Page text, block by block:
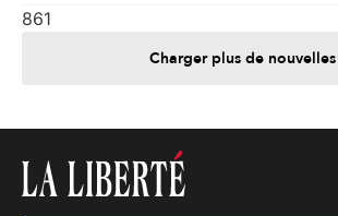
861
Charger plus de nouvelles